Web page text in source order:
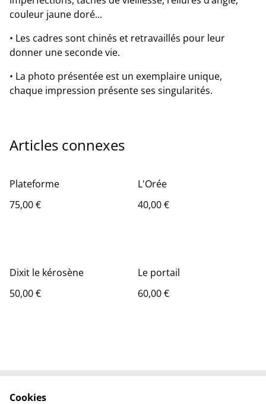
couleur jaune doré...
• Les cadres sont chinés et retravaillés pour leur
donner une seconde vie.
• La photo présentée est un exemplaire unique,
chaque impression présente ses singularités.
Articles connexes
Plateforme
75,00 €
L'Orée
40,00 €
Dixit le kérosène
50,00 €
Le portail
60,00 €
Cookies